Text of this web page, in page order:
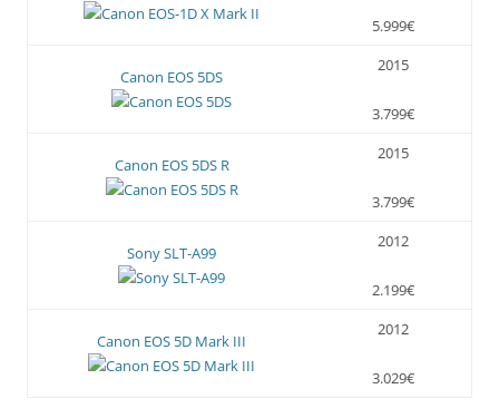
5.999€
Canon EOS 5DS
2015
3.799€
Canon EOS 5DS R
2015
3.799€
Sony SLT-A99
2012
2.199€
Canon EOS 5D Mark III
2012
3.029€